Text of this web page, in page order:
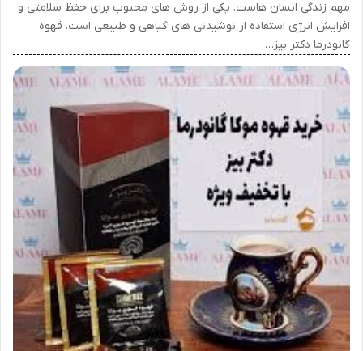
مهم زندگی انسان هاست. یکی از روش های محبوب برای حفظ سلامتی و
افزایش انرژی استفاده از نوشیدنی های گیاهی و طبیعی است. قهوه
گانودرما دکتر بیز…